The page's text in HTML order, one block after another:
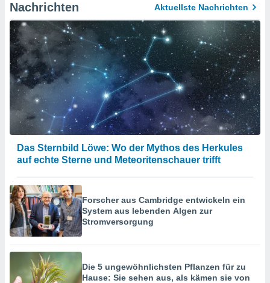
Nachrichten Aktuellste Nachrichten
Das Sternbild Löwe: Wo der Mythos des Herkules
auf echte Sterne und Meteoritenschauer trifft
Forscher aus Cambridge entwickeln ein
System aus lebenden Algen zur
Stromversorgung
Die 5 ungewöhnlichsten Pflanzen für zu
Hause: Sie sehen aus, als kämen sie von